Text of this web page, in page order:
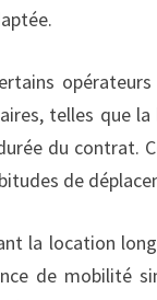
telles que
du contrat.
de
la location
de mobilité